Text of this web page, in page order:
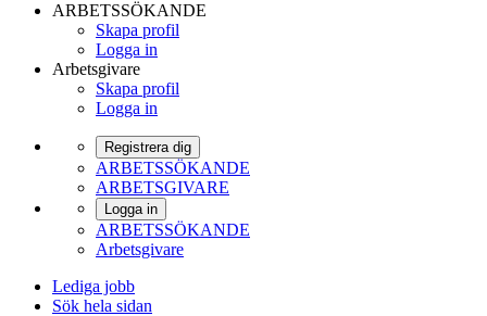
ARBETSSÖKANDE
Skapa profil
Logga in
Arbetsgivare
Skapa profil
Logga in
Registrera dig
ARBETSSÖKANDE
ARBETSGIVARE
Logga in
ARBETSSÖKANDE
Arbetsgivare
Lediga jobb
Sök hela sidan